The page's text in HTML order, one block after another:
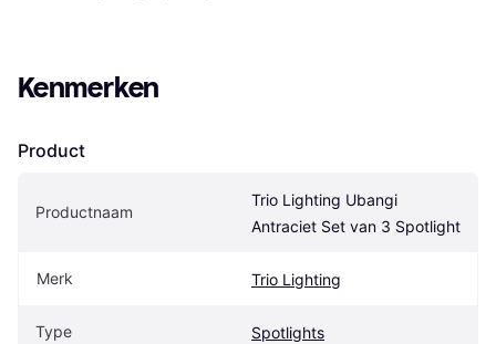
Kenmerken
Product
Productnaam
Trio Lighting Ubangi
Antraciet Set van 3 Spotlight
Merk Trio Lighting
Type Spotlights